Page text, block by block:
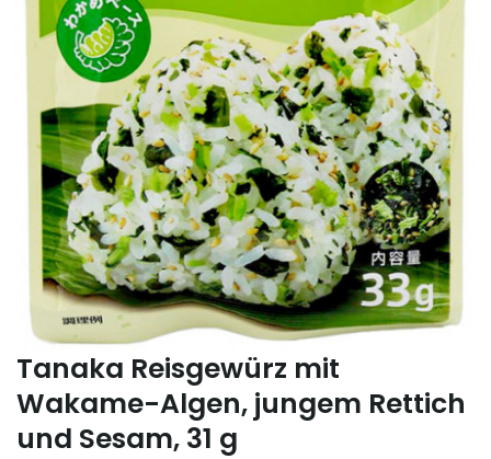
Tanaka Reisgewürz mit
Wakame-Algen, jungem Rettich
und Sesam, 31 g